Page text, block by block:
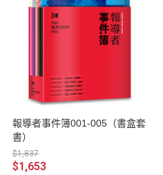
報導者事件簿001-005（書盒套
書）
$1,837
$1,653